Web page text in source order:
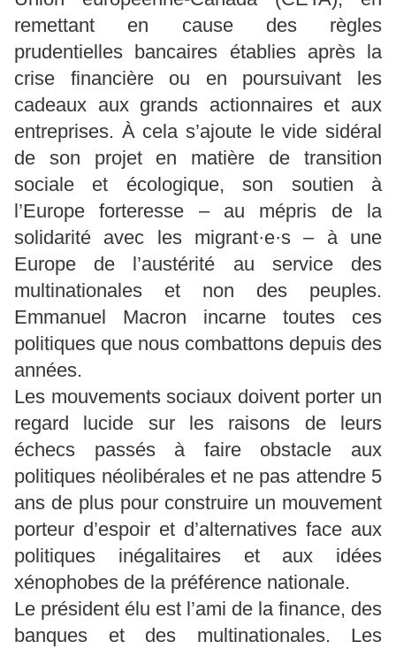
remettant en cause des règles
prudentielles bancaires établies après la
crise financière ou en poursuivant les
cadeaux aux grands actionnaires et aux
entreprises. À cela s’ajoute le vide sidéral
de son projet en matière de transition
sociale et écologique, son soutien à
l’Europe forteresse – au mépris de la
solidarité avec les migrant·e·s – à une
Europe de l’austérité au service des
multinationales et non des peuples.
Emmanuel Macron incarne toutes ces
politiques que nous combattons depuis des
années.
Les mouvements sociaux doivent porter un
regard lucide sur les raisons de leurs
échecs passés à faire obstacle aux
politiques néolibérales et ne pas attendre 5
ans de plus pour construire un mouvement
porteur d’espoir et d’alternatives face aux
politiques inégalitaires et aux idées
xénophobes de la préférence nationale.
Le président élu est l’ami de la finance, des
banques et des multinationales. Les